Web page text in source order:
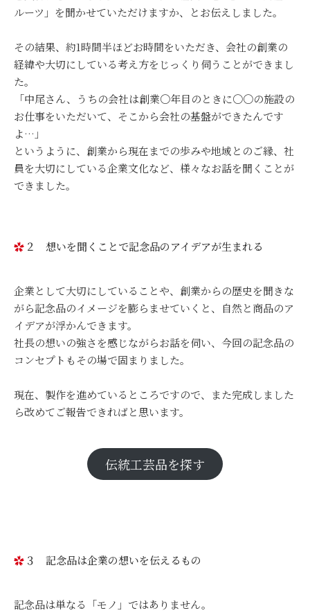
ルーツ」を聞かせていただけますか、とお伝えしました。
その結果、約1時間半ほどお時間をいただき、会社の創業の
経緯や大切にしている考え方をじっくり伺うことができまし
た。
「中尾さん、うちの会社は創業〇年目のときに〇〇の施設の
お仕事をいただいて、そこから会社の基盤ができたんです
よ…」
というように、創業から現在までの歩みや地域とのご縁、社
員を大切にしている企業文化など、様々なお話を聞くことが
できました。
２ 想いを聞くことで記念品のアイデアが生まれる
企業として大切にしていることや、創業からの歴史を聞きな
がら記念品のイメージを膨らませていくと、自然と商品のア
イデアが浮かんできます。
社長の想いの強さを感じながらお話を伺い、今回の記念品の
コンセプトもその場で固まりました。
現在、製作を進めているところですので、また完成しました
ら改めてご報告できればと思います。
伝統工芸品を探す
３ 記念品は企業の想いを伝えるもの
記念品は単なる「モノ」ではありません。